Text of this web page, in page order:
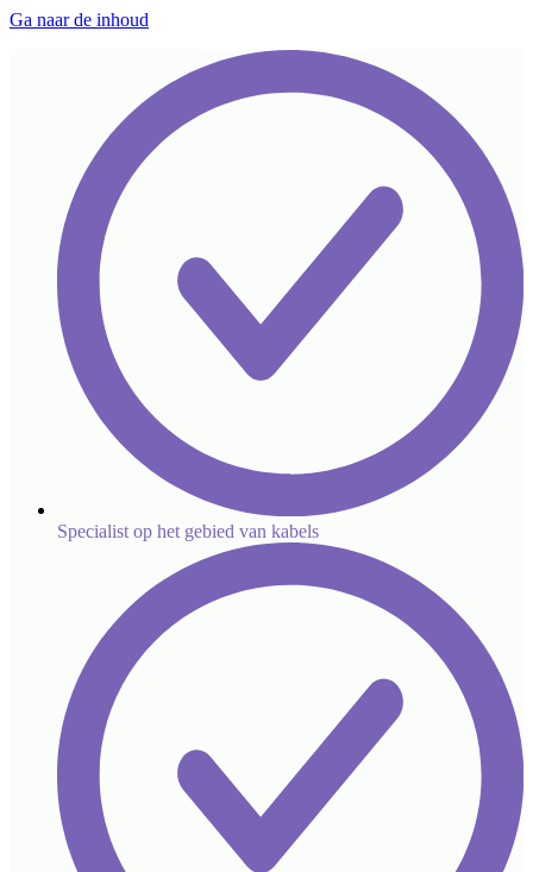
Ga naar de inhoud
Specialist op het gebied van kabels